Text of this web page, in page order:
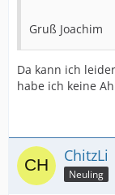
Gruß Joachim
Da kann ich
habe ich keine
ChitzLi
Neuling